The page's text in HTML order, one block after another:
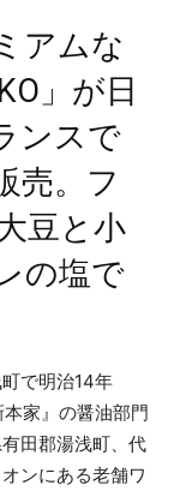
アムな
」が日
ンスで
売。フ
豆と小
の塩で
で明治14年
本家』の醤油部門
田郡湯浅町、代
ンにある老舗ワ